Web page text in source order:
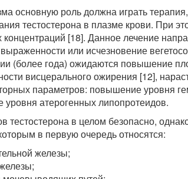
основную роль должна играть
тестостерона в плазме крови. При
концентраций [18]. Данное лечение
или исчезновение
(более года) ожидаются повышение
висцерального ожирения [12],
параметров: повышение уровня
уровня атерогенных липопротеидов.
тестостерона в целом безопасно,
в первую очередь относятся:
железы;